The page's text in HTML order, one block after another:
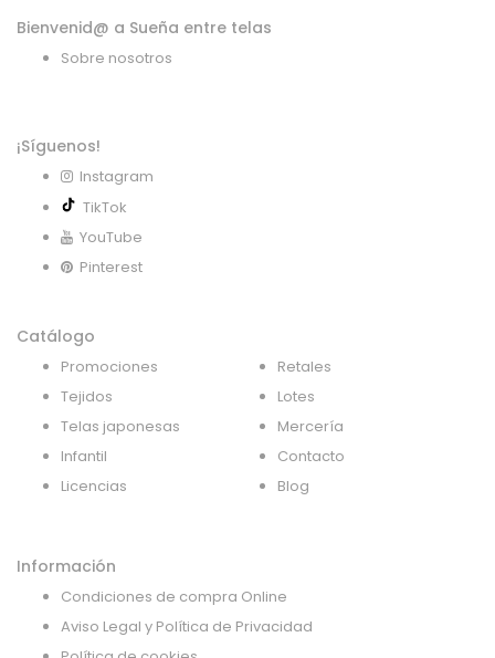
Bienvenid@ a Sueña entre telas
Sobre nosotros
¡Síguenos!
Instagram
TikTok
YouTube
Pinterest
Catálogo
Promociones
Tejidos
Telas japonesas
Infantil
Licencias
Retales
Lotes
Mercería
Contacto
Blog
Información
Condiciones de compra Online
Aviso Legal y Política de Privacidad